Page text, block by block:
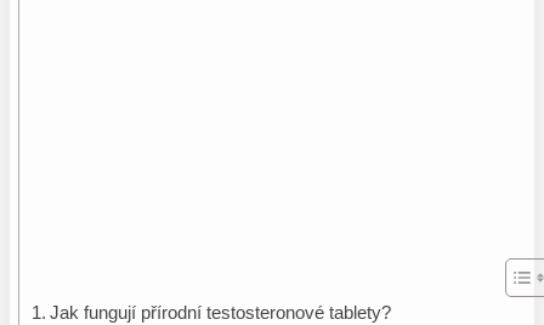
Jak fungují přírodní testosteronové tablety?